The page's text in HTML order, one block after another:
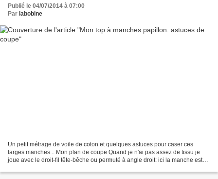
Publié le 04/07/2014 à 07:00
Par labobine
Un petit métrage de voile de coton et quelques astuces pour caser ces
larges manches... Mon plan de coupe Quand je n'ai pas assez de tissu je
joue avec le droit-fil tête-bêche ou permuté à angle droit: ici la manche est